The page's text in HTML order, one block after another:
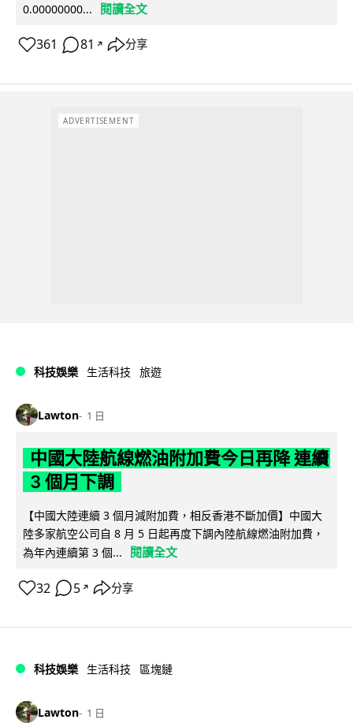
0.00000000...
閱讀全文
361 81 ↗ 分享
ADVERTISEMENT
科技娛樂 生活科技 旅遊
Lawton 1 日
中國大陸航線燃油附加費今日再降 連續
3 個月下調
【中國大陸連續 3 個月減附加費，相反香港不斷加價】中國大
陸多家航空公司自 8 月 5 日起再度下調內陸航線燃油附加費，
為年內連續第 3 個...
閱讀全文
32 5 ↗ 分享
科技娛樂 生活科技 區塊鏈
Lawton 1 日